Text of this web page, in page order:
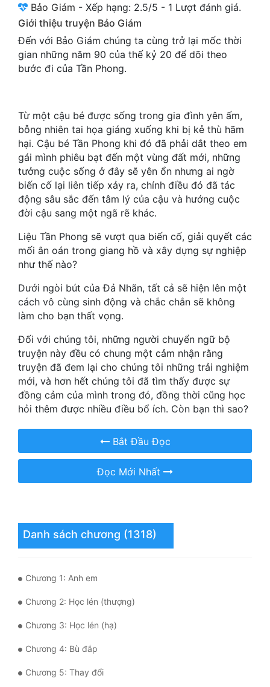
Cổ Tiên Hiệp
Du Hí
Dị Năng
Gia Đấu
Góc Nhìn Nam
Góc Nhìn Nữ
Huyền Nghi
Hài Hước
Hệ Thống
Học Đường
Khoa Huyễn
Khoa Huyễn Không Gian
Làm Giàu
Bảo Giám - Xếp hạng: 2.5/5 - 1 Lượt đánh giá.
Giới thiệu truyện Bảo Giám
Đến với Bảo Giám chúng ta cùng trở lại mốc thời
gian những năm 90 của thế kỷ 20 để dõi theo
bước đi của Tần Phong.
Từ một cậu bé được sống trong gia đình yên ấm,
bỗng nhiên tai họa giáng xuống khi bị kẻ thù hãm
hại. Cậu bé Tần Phong khi đó đã phải dắt theo em
gái mình phiêu bạt đến một vùng đất mới, những
tưởng cuộc sống ở đây sẽ yên ổn nhưng ai ngờ
biến cố lại liên tiếp xảy ra, chính điều đó đã tác
động sâu sắc đến tâm lý của cậu và hướng cuộc
đời cậu sang một ngã rẽ khác.
Liệu Tần Phong sẽ vượt qua biến cố, giải quyết các
mối ân oán trong giang hồ và xây dựng sự nghiệp
như thế nào?
Dưới ngòi bút của Đả Nhãn, tất cả sẽ hiện lên một
cách vô cùng sinh động và chắc chắn sẽ không
làm cho bạn thất vọng.
Đối với chúng tôi, những người chuyển ngữ bộ
truyện này đều có chung một cảm nhận rằng
truyện đã đem lại cho chúng tôi những trải nghiệm
mới, và hơn hết chúng tôi đã tìm thấy được sự
đồng cảm của mình trong đó, đồng thời cũng học
hỏi thêm được nhiều điều bổ ích. Còn bạn thì sao?
Bắt Đầu Đọc
Đọc Mới Nhất
Danh sách chương (1318)
Chương 1: Anh em
Chương 2: Học lén (thượng)
Chương 3: Học lén (hạ)
Chương 4: Bù đắp
Chương 5: Thay đổi